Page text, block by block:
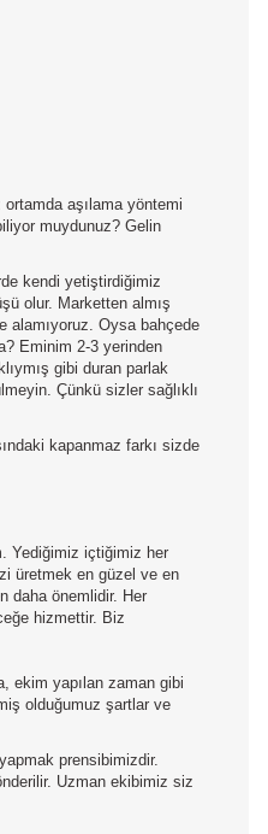
aşılama yöntemi
muydunuz? Gelin
kendi yetiştirdiğimiz
olur. Marketten almış
alamıyoruz. Oysa bahçede
Eminim 2-3 yerinden
gibi duran parlak
Çünkü sizler sağlıklı
kapanmaz farkı sizde
Yediğimiz içtiğimiz her
üretmek en güzel ve en
daha önemlidir. Her
hizmettir. Biz
ekim yapılan zaman gibi
olduğumuz şartlar ve
prensibimizdir.
Uzman ekibimiz siz